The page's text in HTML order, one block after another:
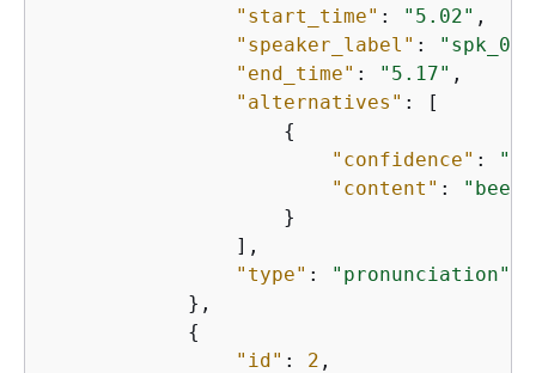
"start_time" : "5.02" ,
"speaker_label" : "spk_0"
"end_time" : "5.17" ,
"alternatives" : [
{
"confidence" :
"content" :
"been"
                    }
                ],
"type" :
"pronunciation"
            },
{
"id" : 2 ,